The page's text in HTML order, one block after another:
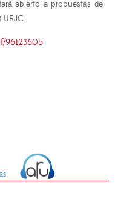
abierto a propuestas de
96123605